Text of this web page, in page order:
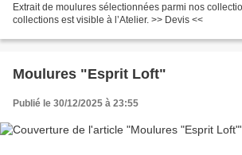
Extrait de moulures sélectionnées parmi nos
collections est visible à l’Atelier. >> Devis <<
Moulures "Esprit Loft"
Publié le 30/12/2025 à 23:55